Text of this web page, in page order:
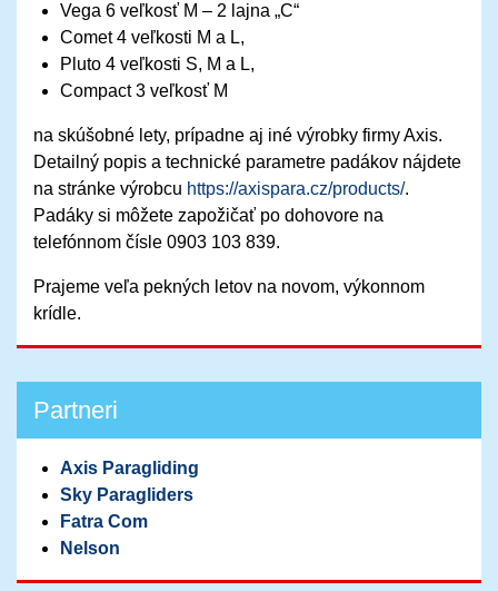
Vega 6 veľkosť M – 2 lajna „C“
Comet 4 veľkosti M a L,
Pluto 4 veľkosti S, M a L,
Compact 3 veľkosť M
na skúšobné lety, prípadne aj iné výrobky firmy Axis.
Detailný popis a technické parametre padákov nájdete
na stránke výrobcu https://axispara.cz/products/.
Padáky si môžete zapožičať po dohovore na
telefónnom čísle 0903 103 839.
Prajeme veľa pekných letov na novom, výkonnom
krídle.
Partneri
Axis Paragliding
Sky Paragliders
Fatra Com
Nelson